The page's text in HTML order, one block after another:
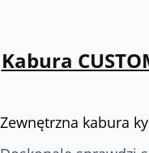
Kabura
Zewnętrzna kabura